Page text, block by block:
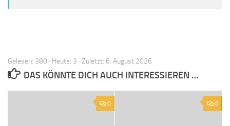
Gelesen: 380 · Heute: 3 · Zuletzt: 6. August 2026
DAS KÖNNTE DICH AUCH INTERESSIEREN …
0 0